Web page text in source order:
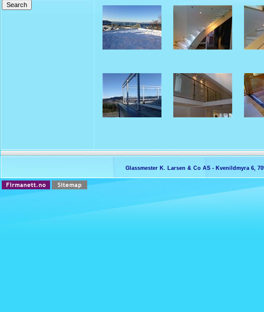
Glassmester K. Larsen & Co AS - Kvenildmyra 6,